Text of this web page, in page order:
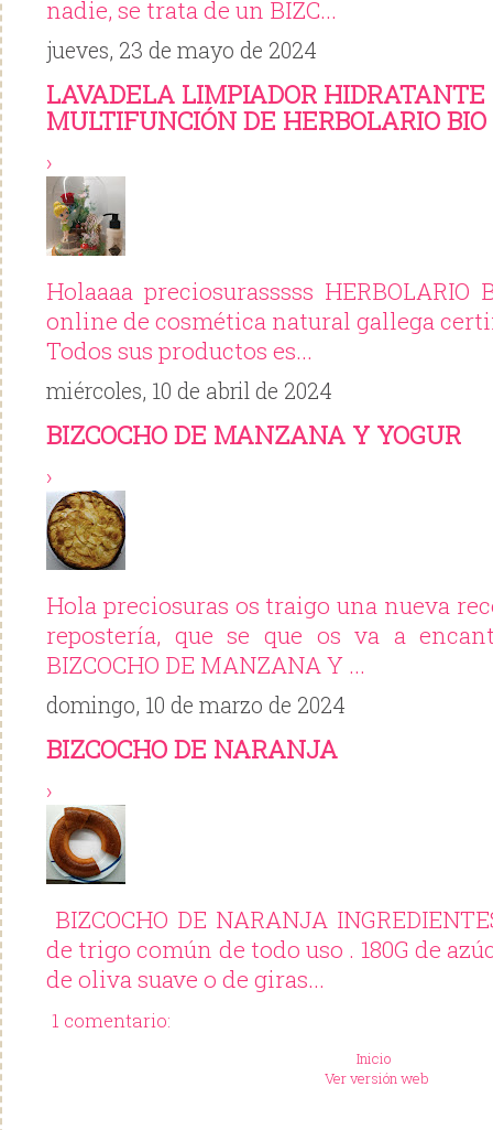
nadie, se trata de un BIZC...
jueves, 23 de mayo de 2024
LAVADELA LIMPIADOR HIDRATANTE
MULTIFUNCIÓN DE HERBOLARIO BIO
›
Holaaaa preciosurasssss
online de cosmética natural gallega
Todos sus productos es...
miércoles, 10 de abril de 2024
BIZCOCHO DE MANZANA Y YOGUR
›
Hola preciosuras os traigo una nueva
repostería, que se que os va a
BIZCOCHO DE MANZANA Y ...
domingo, 10 de marzo de 2024
BIZCOCHO DE NARANJA
›
BIZCOCHO DE NARANJA
de trigo común de todo uso . 180G de
de oliva suave o de giras...
1 comentario:
Inicio
Ver versión web